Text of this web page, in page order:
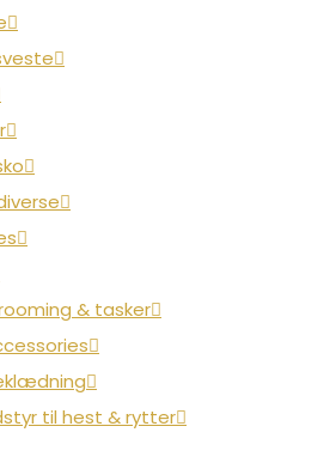
& tasker
til hest & rytter